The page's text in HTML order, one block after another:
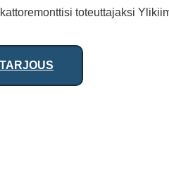
toteuttajaksi